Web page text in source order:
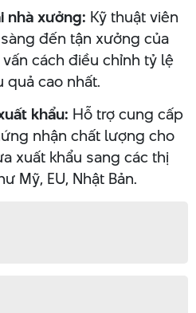
nhà xưởng: Kỹ thuật viên
đến tận xưởng của
cách điều chỉnh tỷ lệ
quả cao nhất.
khẩu: Hỗ trợ cung cấp
nhận chất lượng cho
xuất khẩu sang các thị
Mỹ, EU, Nhật Bản.